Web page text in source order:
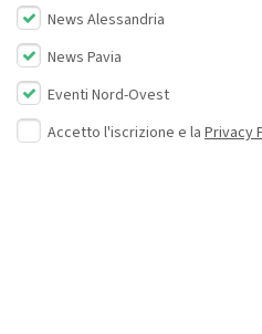
News Alessandria
News Pavia
Eventi Nord-Ovest
Accetto l'iscrizione e la Privacy